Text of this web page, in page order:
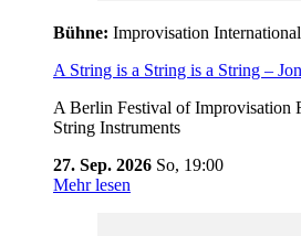
Bühne: Improvisation International
A String is a String is a String –
A Berlin Festival of Improvisation
String Instruments
27. Sep. 2026 So, 19:00
Mehr lesen